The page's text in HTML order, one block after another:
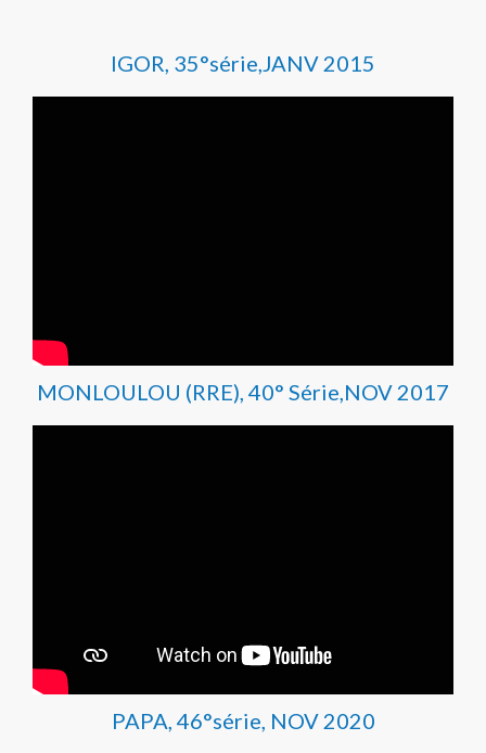
IGOR, 35°série,JANV 2015
MONLOULOU (RRE), 40° Série,NOV 2017
PAPA, 46°série, NOV 2020